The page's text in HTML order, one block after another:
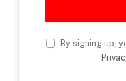
By signing up,